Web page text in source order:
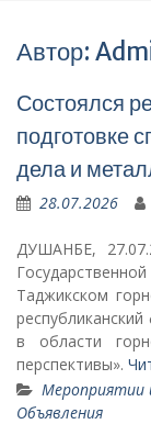
Автор:
Состоялся
подготовке
дела и
28.07.2026
ДУШАНБЕ,
Таджикском
в области
перспективы».
Объявления